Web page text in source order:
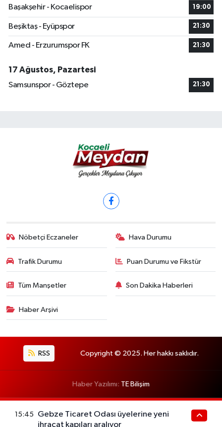
Başakşehir - Kocaelispor
19:00
Beşiktaş - Eyüpspor 21:30
Amed - Erzurumspor FK 21:30
17 Ağustos, Pazartesi
Samsunspor - Göztepe
21:30
Nöbetçi Eczaneler Hava Durumu
Trafik Durumu Puan Durumu ve Fikstür
Tüm Manşetler Son Dakika Haberleri
Haber Arşivi
RSS Copyright © 2025. Her hakkı saklıdır.
Haber Yazılımı: TE Bilişim
15:45
Gebze Ticaret Odası üyelerine yeni
ihracat kapıları aralıyor